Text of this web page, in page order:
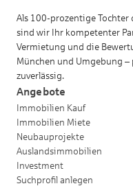
Als 100-prozentige Tochter
sind wir Ihr kompetenter
Vermietung und die
München und Umgebung
zuverlässig.
Angebote
Immobilien Kauf
Immobilien Miete
Neubauprojekte
Auslandsimmobilien
Investment
Suchprofil anlegen